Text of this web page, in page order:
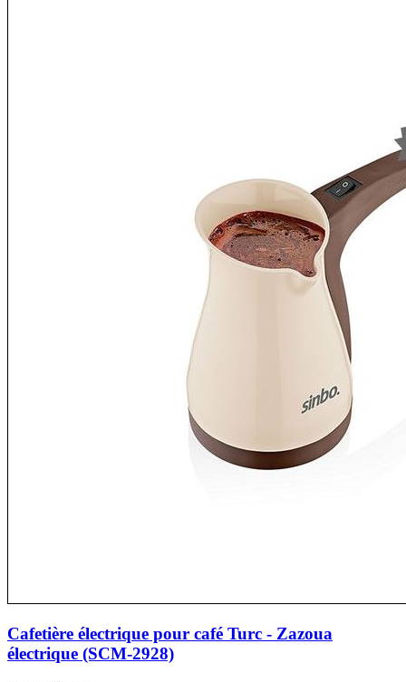
Cafetière électrique pour café Turc - Zazoua
électrique (SCM-2928)